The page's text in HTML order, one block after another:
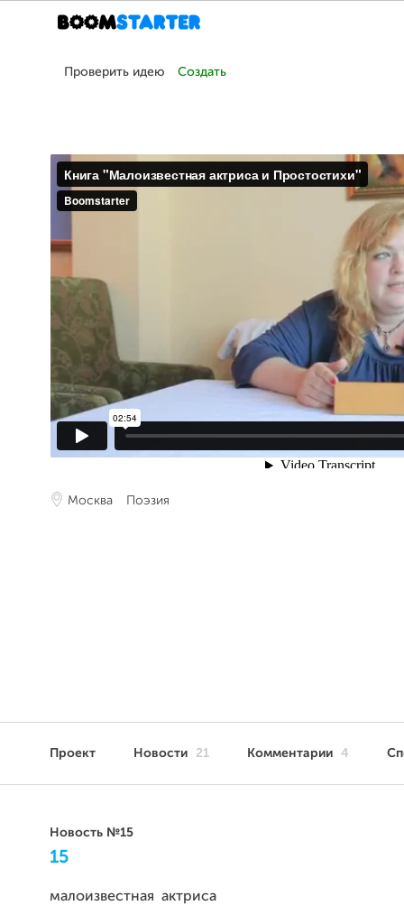
Проверить идею Создать
Москва Поэзия
Проект Новости 21 Комментарии 4
Новость №15
15
малоизвестная актриса